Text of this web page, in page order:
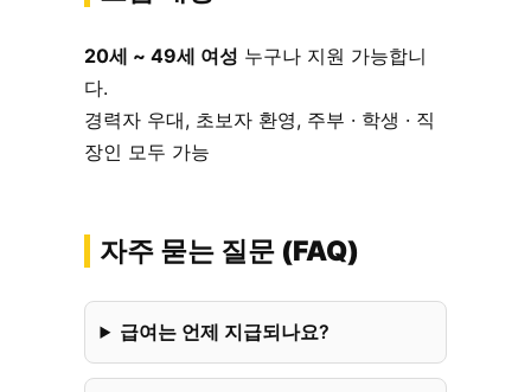
20세 ~ 49세 여성 누구나 지원 가능합니
다.
경력자 우대, 초보자 환영, 주부 · 학생 · 직
장인 모두 가능
자주 묻는 질문 (FAQ)
급여는 언제 지급되나요?